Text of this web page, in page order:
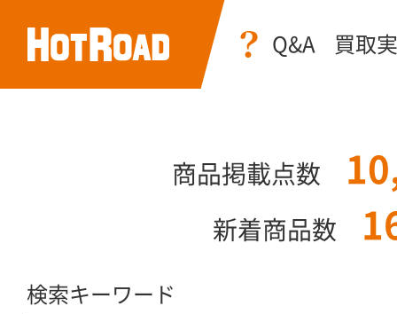
Q&A 買取
商品掲載点数
新着商品数
検索キーワード